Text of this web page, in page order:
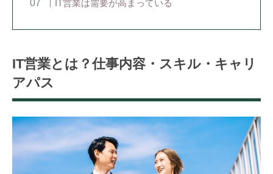
IT営業は需要が高まっている
IT営業とは？仕事内容・スキル・キャリ
アパス